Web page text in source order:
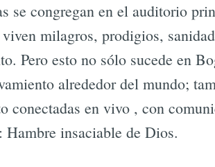
se congregan en el auditorio
milagros, prodigios,
Pero esto no sólo sucede en
alrededor del mundo;
en vivo , con
insaciable de Dios.